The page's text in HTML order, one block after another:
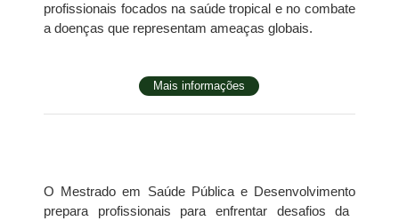
profissionais focados na saúde tropical e no combate
a doenças que representam ameaças globais.
Mais informações
O Mestrado em Saúde Pública e Desenvolvimento
prepara profissionais para enfrentar desafios da